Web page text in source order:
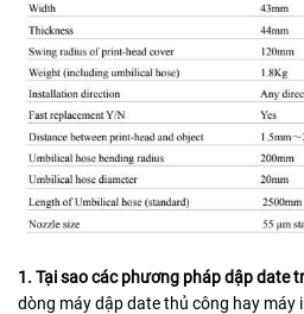
1. Tại sao các phương pháp dập date
dòng máy dập date thủ công hay máy